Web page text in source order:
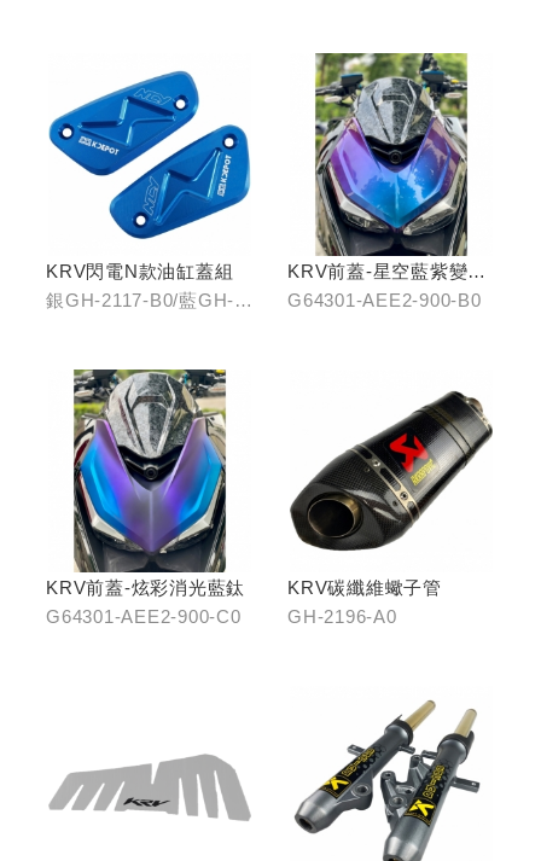
KRV閃電N款油缸蓋組
銀GH-2117-B0/藍GH-
KRV前蓋-星空藍紫變色
龍
G64301-AEE2-900-B0
KRV前蓋-炫彩消光藍鈦
G64301-AEE2-900-C0
KRV碳纖維蠍子管
GH-2196-A0